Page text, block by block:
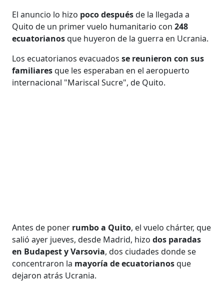
El anuncio lo hizo poco despuésde la llegada a
Quito de un primer vuelo humanitario con248
ecuatorianosque huyeron de la guerra en Ucrania.
Los ecuatorianos evacuadosse reunieron con sus
familiaresque les esperaban en el aeropuerto
internacional "Mariscal Sucre", de Quito.
Antes de poner rumbo a Quito, el vuelo chárter, que
salió ayer jueves, desde Madrid, hizodos paradas
en Budapest y Varsovia, dos ciudades donde se
concentraron la mayoría de ecuatorianosque
dejaron atrás Ucrania.